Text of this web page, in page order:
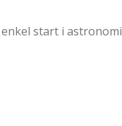
start i astronomi